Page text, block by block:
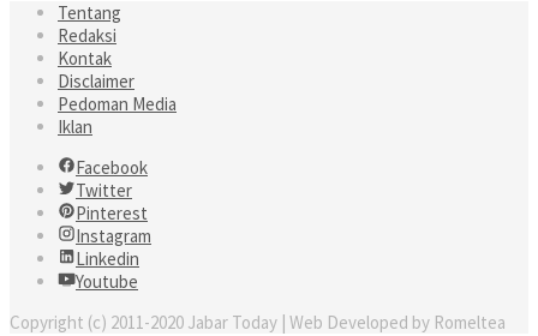
Tentang
Redaksi
Kontak
Disclaimer
Pedoman Media
Iklan
Facebook
Twitter
Pinterest
Instagram
Linkedin
Youtube
Copyright (c) 2011-2020 Jabar Today | Web Developed by Romeltea